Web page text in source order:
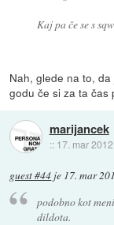
Kaj pa če se s
Nah, glede na to,
godu če si za ta čas
marijancek
:: 17. mar
guest #44 je 17. mar
podobno kot
dildota.